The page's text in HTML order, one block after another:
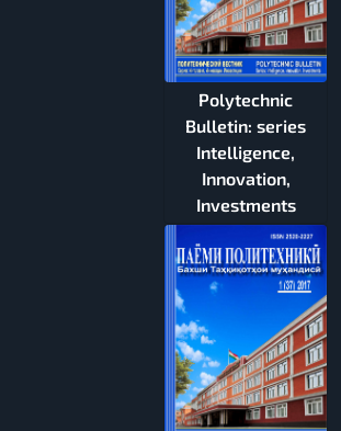
Polytechnic
Bulletin: series
Intelligence,
Innovation,
Investments